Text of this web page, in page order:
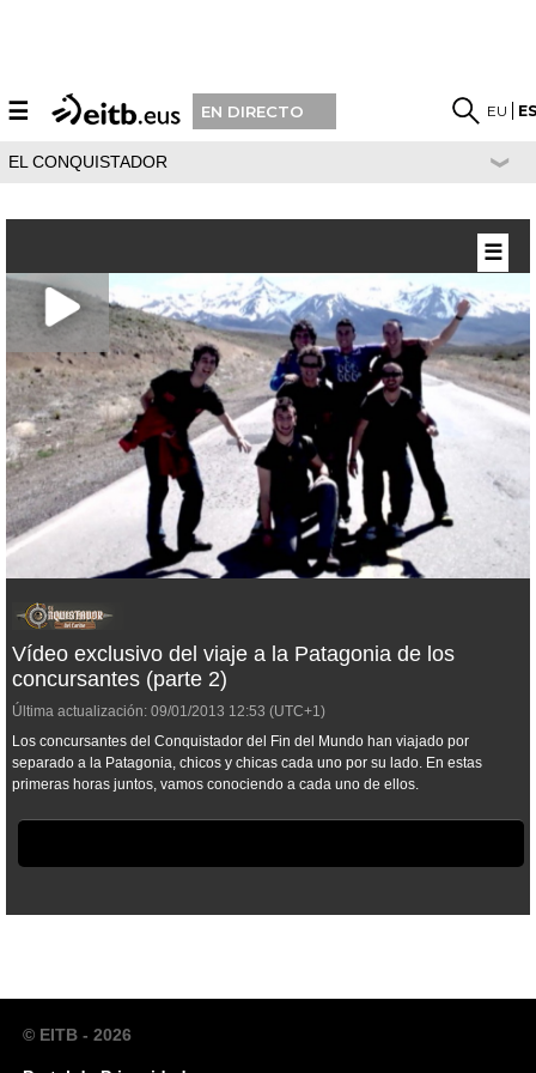
☰ EN DIRECTO EU
EL CONQUISTADOR
Vídeo exclusivo del viaje a la Patagonia de los
concursantes (parte 2)
Última actualización: 09/01/2013 12:53 (UTC+1)
Los concursantes del Conquistador del Fin del Mundo han viajado por
separado a la Patagonia, chicos y chicas cada uno por su lado. En estas
primeras horas juntos, vamos conociendo a cada uno de ellos.
☰
© EITB - 2026